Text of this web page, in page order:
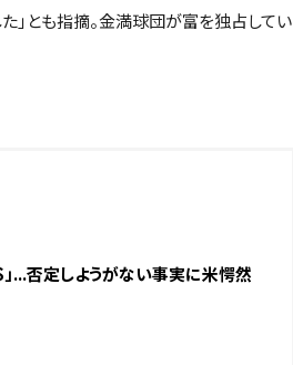
」とも指摘。金満球団が富を独占してい
...否定しようがない事実に米愕然